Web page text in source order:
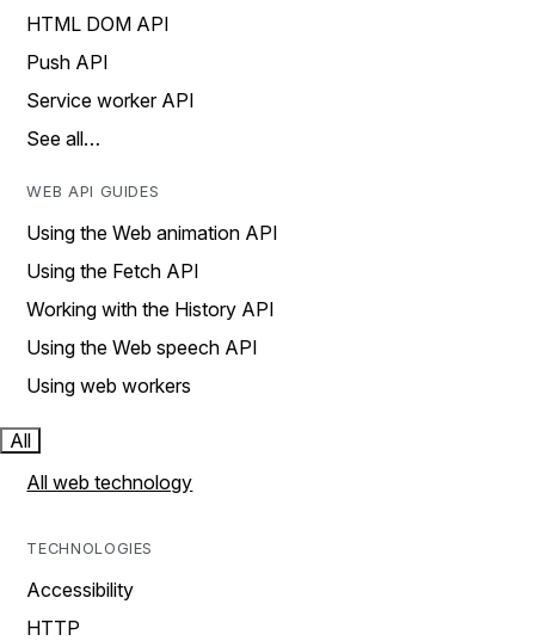
HTML DOM API
Push API
Service worker API
See all…
WEB API GUIDES
Using the Web animation API
Using the Fetch API
Working with the History API
Using the Web speech API
Using web workers
All
All web technology
TECHNOLOGIES
Accessibility
HTTP